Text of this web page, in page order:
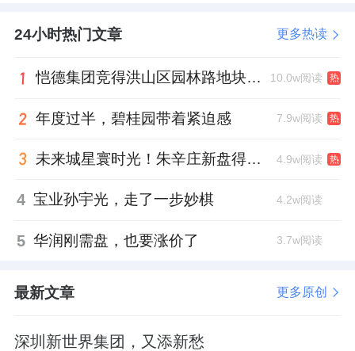
24小时热门文章 更多热读
恺德集团竞得洪山区园林路地块，引入贝好家C2M产品定位及营销服务 10.0w阅读 热
年度过半，碧桂园带着紧迫感 7.9w阅读 热
未来城星寰时光！朱辛庄新盘得房率创新高 4.9w阅读 热
4 宝业孙宇光，走了一步妙棋 4.2w阅读
5 华润刚需盘，也要涨价了 3.7w阅读
最新文章 更多原创
深圳新世界集团，又添新愁